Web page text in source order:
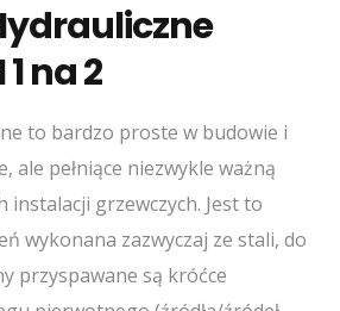
na 2
to bardzo proste w budowie i
ale pełniące niezwykle ważną
instalacji grzewczych. Jest to
wykonana zazwyczaj ze stali, do
przyspawane są króćce